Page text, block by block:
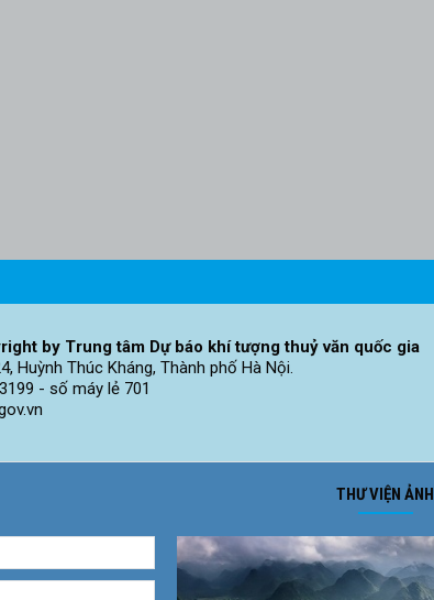
by Trung tâm Dự báo khí tượng thuỷ văn quốc gia
Huỳnh Thúc Kháng, Thành phố Hà Nội.
- số máy lẻ 701
THƯ VIỆN ẢNH